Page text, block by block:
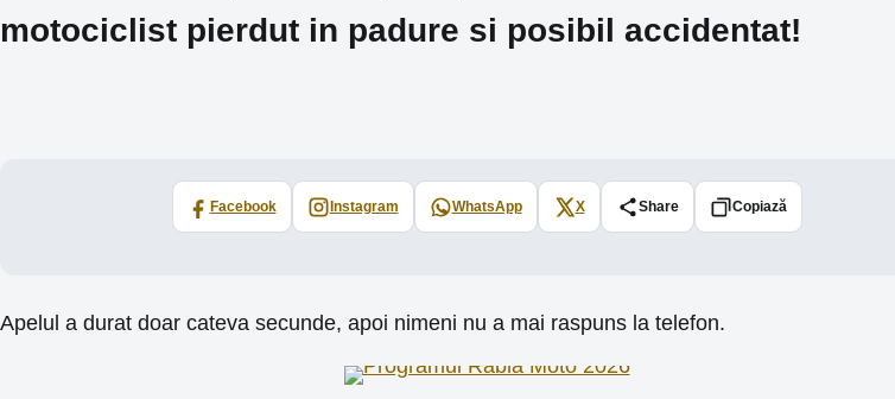
motociclist pierdut in padure si posibil accidentat!
Facebook Instagram WhatsApp X Share Copiază
Apelul a durat doar cateva secunde, apoi nimeni nu a mai raspuns la telefon.